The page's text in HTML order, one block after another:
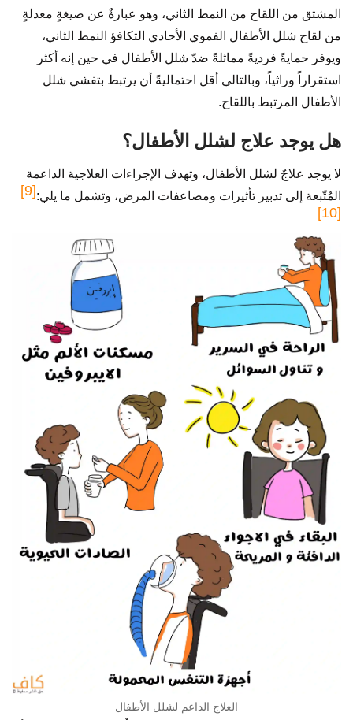
المشتق من اللقاح من النمط الثاني، وهو عبارةٌ عن صيغةٍ معدلةٍ
من لقاح شلل الأطفال الفموي الأحادي التكافؤ النمط الثاني،
ويوفر حمايةً فرديةً مماثلةً ضدّ شلل الأطفال في حين إنه أكثر
استقراراً وراثياً، وبالتالي أقل احتماليةً أن يرتبط بتفشي شلل
الأطفال المرتبط باللقاح.
هل يوجد علاج لشلل الأطفال؟
لا يوجد علاجٌ لشلل الأطفال، وتهدف الإجراءات العلاجية الداعمة
المُتّبعة إلى تدبير تأثيرات ومضاعفات المرض، وتشمل ما يلي:[9]
[10]
العلاج الداعم لشلل الأطفال